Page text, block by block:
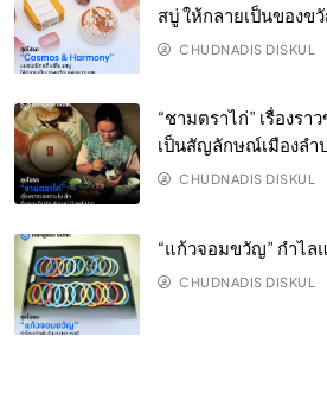
สบู่ ให้กลายเป็นของ
CHUDNADIS DISKUL
“ชามตราไก่” เรื่องรา
เป็นสัญลักษณ์เมืองลำ
CHUDNADIS DISKUL
“แก้วจอมขวัญ” กำไ
CHUDNADIS DISKUL